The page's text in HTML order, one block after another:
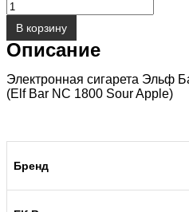
В корзину
Описание
Электронная сигарета Эльф
(Elf Bar NC 1800 Sour Apple)
Бренд